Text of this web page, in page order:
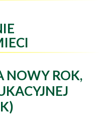
NOWY ROK,